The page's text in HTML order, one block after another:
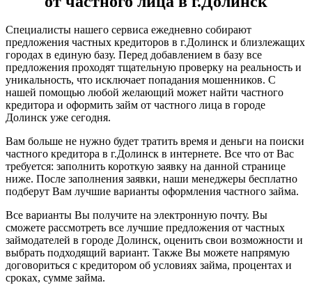
Специалисты нашего сервиса ежедневно собирают
предложения частных кредиторов в г.Долинск и близлежащих
городах в единую базу. Перед добавлением в базу все
предложения проходят тщательную проверку на реальность и
уникальность, что исключает попадания мошенников. С
нашей помощью любой желающий может найти частного
кредитора и оформить займ от частного лица в городе
Долинск уже сегодня.
Вам больше не нужно будет тратить время и деньги на поиски
частного кредитора в г.Долинск в интернете. Все что от Вас
требуется: заполнить короткую заявку на данной странице
ниже. После заполнения заявки, наши менеджеры бесплатно
подберут Вам лучшие варианты оформления частного займа.
Все варианты Вы получите на электронную почту. Вы
сможете рассмотреть все лучшие предложения от частных
займодателей в городе Долинск, оценить свои возможности и
выбрать подходящий вариант. Также Вы можете напрямую
договориться с кредитором об условиях займа, процентах и
сроках, сумме займа.